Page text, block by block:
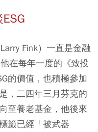
Fink）一直是金融
在每年一度的《致投
的價值，也積極參加
，二四年三月芬克的
至養老基金，他後來
籤已經「被武器